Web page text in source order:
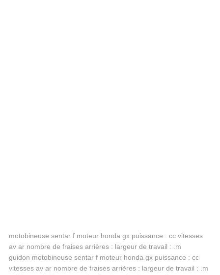
motobineuse sentar f moteur honda gx puissance : cc vitesses
av ar nombre de fraises arrières : largeur de travail : .m
guidon motobineuse sentar f moteur honda gx puissance : cc
vitesses av ar nombre de fraises arrières : largeur de travail : .m